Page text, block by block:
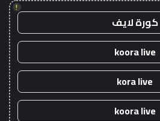
!
كورة لايف
koora live
kora live
koora live